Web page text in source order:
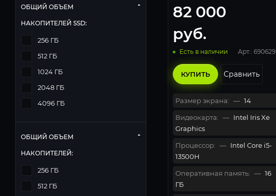
82 000
руб.
Есть в наличии Арт.: 690629
КУПИТЬ Сравнить
Размер экрана: — 14
Видеокарта: — Intel Iris Xe
Graphics
Процессор: — Intel Core i5-
13500H
Оперативная память: — 16
ГБ
ОБЩИЙ ОБЪЕМ
НАКОПИТЕЛЕЙ SSD:
256 ГБ
512 ГБ
1024 ГБ
2048 ГБ
4096 ГБ
ОБЩИЙ ОБЪЕМ
НАКОПИТЕЛЕЙ:
256 ГБ
512 ГБ